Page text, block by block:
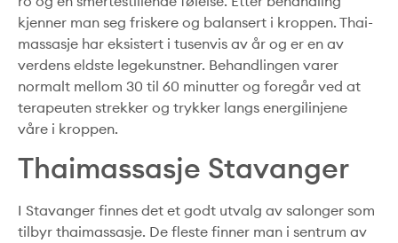
kjenner man seg friskere og balansert i kroppen. Thai-
massasje har eksistert i tusenvis av år og er en av
verdens eldste legekunstner. Behandlingen varer
normalt mellom 30 til 60 minutter og foregår ved at
terapeuten strekker og trykker langs energilinjene
våre i kroppen.
Thaimassasje Stavanger
I Stavanger finnes det et godt utvalg av salonger som
tilbyr thaimassasje. De fleste finner man i sentrum av